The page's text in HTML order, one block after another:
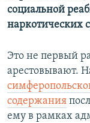
социальной
наркотических
Это не первый
арестовывают.
содержания
ему в рамках